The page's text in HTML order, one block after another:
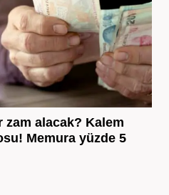
zam alacak? Kalem
Memura yüzde 5